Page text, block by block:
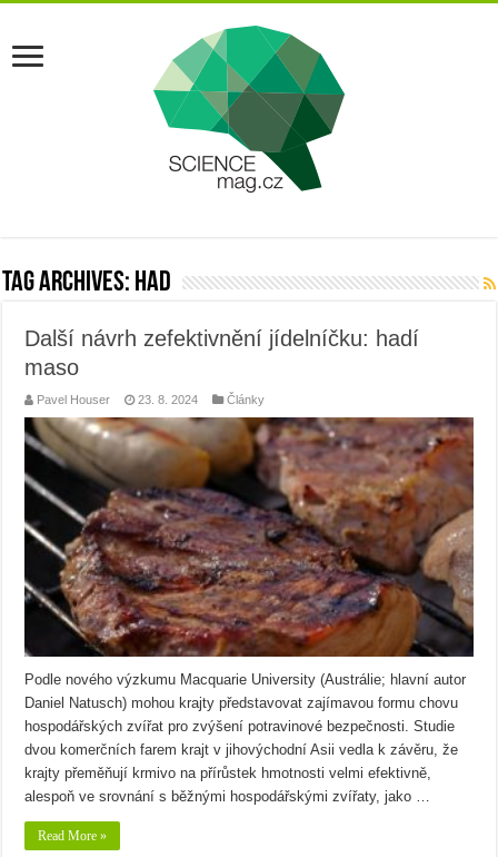
Tag Archives: had
Další návrh zefektivnění jídelníčku: hadí
maso
Pavel Houser 23. 8. 2024 Články
Podle nového výzkumu Macquarie University (Austrálie; hlavní autor
Daniel Natusch) mohou krajty představovat zajímavou formu chovu
hospodářských zvířat pro zvýšení potravinové bezpečnosti. Studie
dvou komerčních farem krajt v jihovýchodní Asii vedla k závěru, že
krajty přeměňují krmivo na přírůstek hmotnosti velmi efektivně,
alespoň ve srovnání s běžnými hospodářskými zvířaty, jako …
Read More »